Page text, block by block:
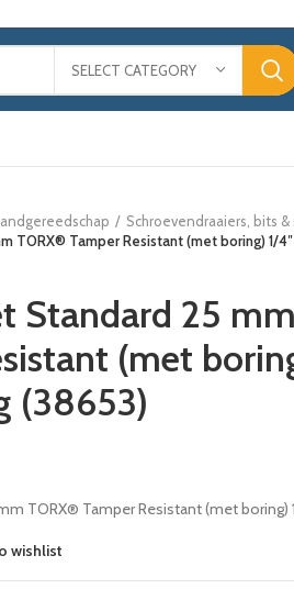
SELECT CATEGORY
Schroevendraaiers, bits &
TORX® Tamper Resistant (met boring) 1/
Standard 25
(met
(38653)
TORX® Tamper Resistant (met boring)
wishlist